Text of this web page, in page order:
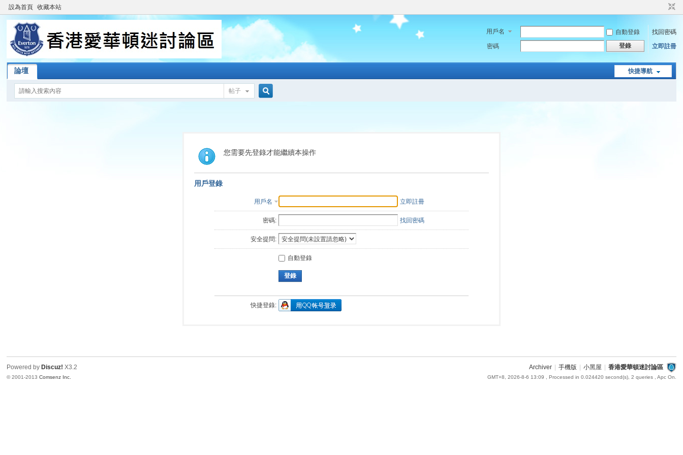
設為首頁 收藏本站
用戶名 自動登錄
找回密碼
密碼
登錄 立即註冊
快捷導航
論壇
帖子
索
您需要先登錄才能繼續本操作
用戶登錄
用戶名 立即註冊
密碼: 找回密碼
安全提問:
自動登錄
登錄
快捷登錄:
Archiver 手機版 小黑屋 香港愛華頓迷討論區
GMT+8, 2026-8-6 13:09 , Processed in 0.024420 second(s), 2 queries , Apc On.
Powered by Discuz! X3.2
© 2001-2013Comsenz Inc.